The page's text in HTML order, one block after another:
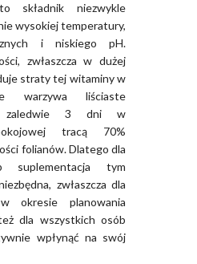
składnik niezwykle
wysokiej temperatury,
i niskiego pH.
zwłaszcza w dużej
straty tej witaminy w
warzywa liściaste
zaledwie 3 dni w
tracą 70%
folianów. Dlatego dla
suplementacja tym
zwłaszcza dla
okresie planowania
dla wszystkich osób
wpłynąć na swój